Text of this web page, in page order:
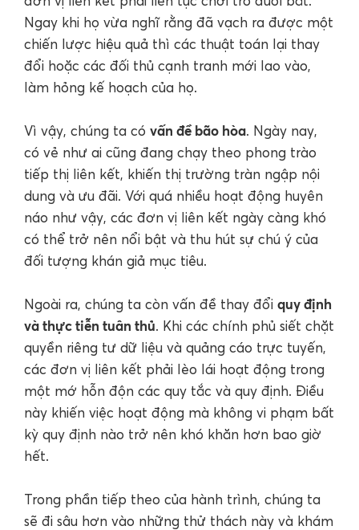
Ngay khi họ vừa nghĩ rằng đã vạch ra được một
chiến lược hiệu quả thì các thuật toán lại thay
đổi hoặc các đối thủ cạnh tranh mới lao vào,
làm hỏng kế hoạch của họ.
Vì vậy, chúng ta có vấn đề bão hòa. Ngày nay,
có vẻ như ai cũng đang chạy theo phong trào
tiếp thị liên kết, khiến thị trường tràn ngập nội
dung và ưu đãi. Với quá nhiều hoạt động huyên
náo như vậy, các đơn vị liên kết ngày càng khó
có thể trở nên nổi bật và thu hút sự chú ý của
đối tượng khán giả mục tiêu.
Ngoài ra, chúng ta còn vấn đề thay đổi quy định
và thực tiễn tuân thủ. Khi các chính phủ siết chặt
quyền riêng tư dữ liệu và quảng cáo trực tuyến,
các đơn vị liên kết phải lèo lái hoạt động trong
một mớ hỗn độn các quy tắc và quy định. Điều
này khiến việc hoạt động mà không vi phạm bất
kỳ quy định nào trở nên khó khăn hơn bao giờ
hết.
Trong phần tiếp theo của hành trình, chúng ta
sẽ đi sâu hơn vào những thử thách này và khám